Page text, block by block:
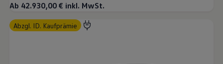
Ab 42.930,00 € inkl. MwSt.
abzgl. ID. Kaufprämie